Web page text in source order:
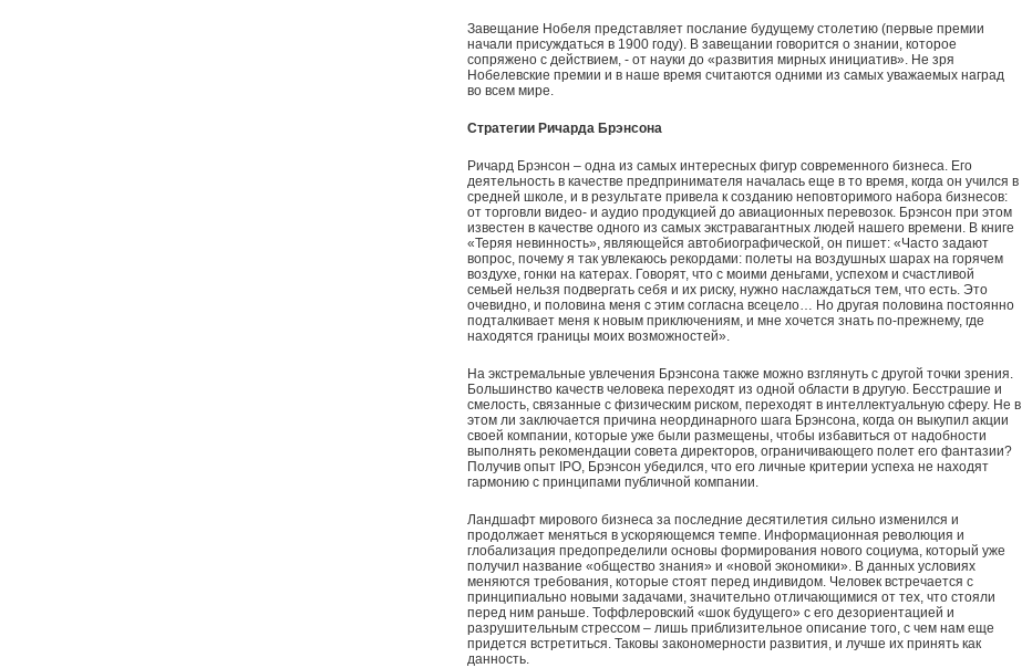
Завещание Нобеля представляет послание будущему столетию (первые премии
начали присуждаться в 1900 году). В завещании говорится о знании, которое
сопряжено с действием, - от науки до «развития мирных инициатив». Не зря
Нобелевские премии и в наше время считаются одними из самых уважаемых наград
во всем мире.
Стратегии Ричарда Брэнсона
Ричард Брэнсон – одна из самых интересных фигур современного бизнеса. Его
деятельность в качестве предпринимателя началась еще в то время, когда он учился в
средней школе, и в результате привела к созданию неповторимого набора бизнесов:
от торговли видео- и аудио продукцией до авиационных перевозок. Брэнсон при этом
известен в качестве одного из самых экстравагантных людей нашего времени. В книге
«Теряя невинность», являющейся автобиографической, он пишет: «Часто задают
вопрос, почему я так увлекаюсь рекордами: полеты на воздушных шарах на горячем
воздухе, гонки на катерах. Говорят, что с моими деньгами, успехом и счастливой
семьей нельзя подвергать себя и их риску, нужно наслаждаться тем, что есть. Это
очевидно, и половина меня с этим согласна всецело… Но другая половина постоянно
подталкивает меня к новым приключениям, и мне хочется знать по-прежнему, где
находятся границы моих возможностей».
На экстремальные увлечения Брэнсона также можно взглянуть с другой точки зрения.
Большинство качеств человека переходят из одной области в другую. Бесстрашие и
смелость, связанные с физическим риском, переходят в интеллектуальную сферу. Не в
этом ли заключается причина неординарного шага Брэнсона, когда он выкупил акции
своей компании, которые уже были размещены, чтобы избавиться от надобности
выполнять рекомендации совета директоров, ограничивающего полет его фантазии?
Получив опыт IPO, Брэнсон убедился, что его личные критерии успеха не находят
гармонию с принципами публичной компании.
Ландшафт мирового бизнеса за последние десятилетия сильно изменился и
продолжает меняться в ускоряющемся темпе. Информационная революция и
глобализация предопределили основы формирования нового социума, который уже
получил название «общество знания» и «новой экономики». В данных условиях
меняются требования, которые стоят перед индивидом. Человек встречается с
принципиально новыми задачами, значительно отличающимися от тех, что стояли
перед ним раньше. Тоффлеровский «шок будущего» с его дезориентацией и
разрушительным стрессом – лишь приблизительное описание того, с чем нам еще
придется встретиться. Таковы закономерности развития, и лучше их принять как
данность.